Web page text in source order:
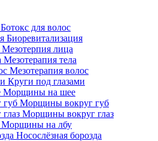
Ботокс для волос
Биоревитализация
Мезотерпия лица
Мезотерапия тела
Мезотерапия волос
Круги под глазами
Морщины на шее
Морщины вокруг губ
Морщины вокруг глаз
Морщины на лбу
Носослёзная борозда